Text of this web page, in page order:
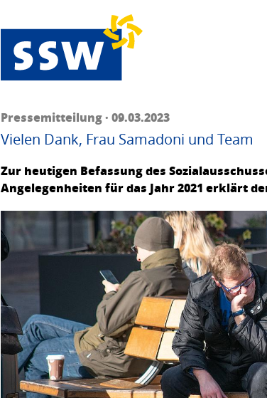
Pressemitteilung · 09.03.2023
Vielen Dank, Frau Samadoni und Team
Zur heutigen Befassung des
Angelegenheiten für das Jahr 2021 erklärt